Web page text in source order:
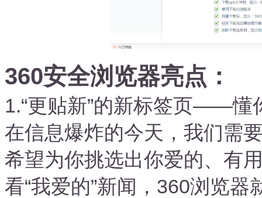
360安全浏览器亮点：
1.“更贴新”的新标签页——懂
在信息爆炸的今天，我们需
希望为你挑选出你爱的、有
看“我爱的”新闻，360浏览器